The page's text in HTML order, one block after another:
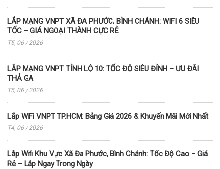
LẮP MẠNG VNPT XÃ ĐA PHƯỚC, BÌNH CHÁNH: WIFI 6 SIÊU
TỐC – GIÁ NGOẠI THÀNH CỰC RẺ
T5, 06 / 2026
LẮP MẠNG VNPT TỈNH LỘ 10: TỐC ĐỘ SIÊU ĐỈNH – ƯU ĐÃI
THẢ GA
T5, 06 / 2026
Lắp WiFi VNPT TP.HCM: Bảng Giá 2026 & Khuyến Mãi Mới Nhất
T4, 06 / 2026
Lắp Wifi Khu Vực Xã Đa Phước, Bình Chánh: Tốc Độ Cao – Giá
Rẻ – Lắp Ngay Trong Ngày